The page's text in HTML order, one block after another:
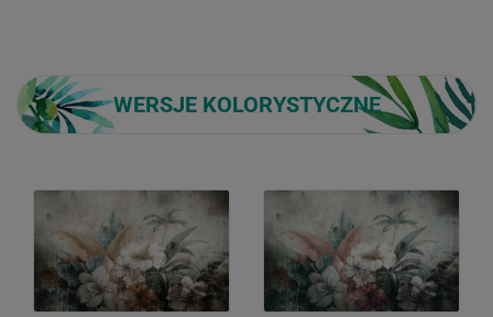
WERSJE KOLORYSTYCZNE